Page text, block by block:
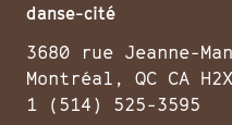
danse-cité
3680 rue Jeanne-
Montréal, QC CA
1 (514) 525-3595